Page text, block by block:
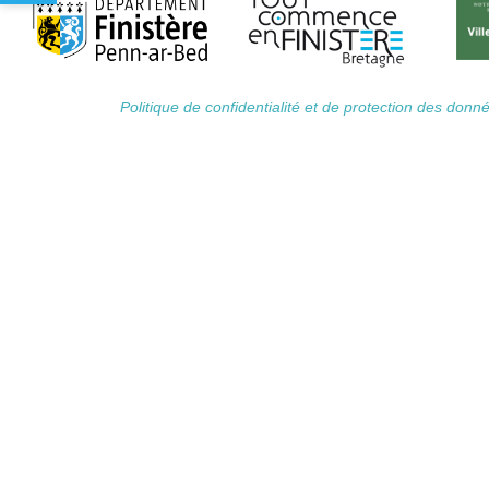
Politique de confidentialité et de protection des